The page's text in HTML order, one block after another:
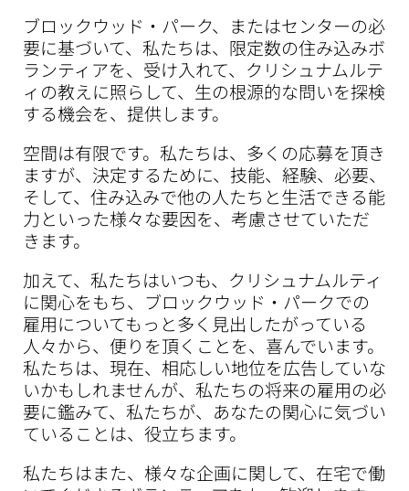
ブロックウッド・パーク、またはセンターの必
要に基づいて、私たちは、限定数の住み込みボ
ランティアを、受け入れて、クリシュナムルテ
ィの教えに照らして、生の根源的な問いを探検
する機会を、提供します。
空間は有限です。私たちは、多くの応募を頂き
ますが、決定するために、技能、経験、必要、
そして、住み込みで他の人たちと生活できる能
力といった様々な要因を、考慮させていただ
きます。
加えて、私たちはいつも、クリシュナムルティ
に関心をもち、ブロックウッド・パークでの
雇用についてもっと多く見出したがっている
人々から、便りを頂くことを、喜んでいます。
私たちは、現在、相応しい地位を広告していな
いかもしれませんが、私たちの将来の雇用の必
要に鑑みて、私たちが、あなたの関心に気づい
ていることは、役立ちます。
私たちはまた、様々な企画に関して、在宅で働